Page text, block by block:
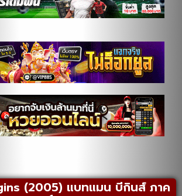
(2005) แบทแมน บีกินส์ ภาค